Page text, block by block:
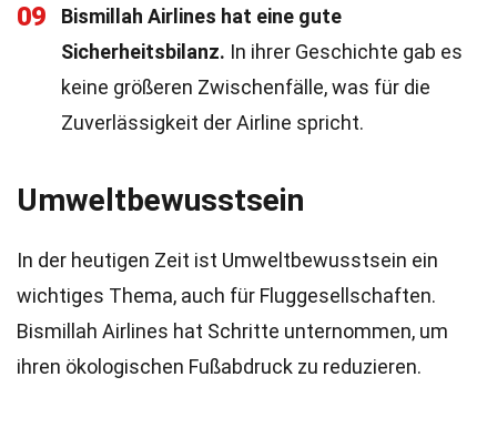
09
Bismillah Airlines hat eine gute
Sicherheitsbilanz. In ihrer Geschichte gab es
keine größeren Zwischenfälle, was für die
Zuverlässigkeit der Airline spricht.
Umweltbewusstsein
In der heutigen Zeit ist Umweltbewusstsein ein
wichtiges Thema, auch für Fluggesellschaften.
Bismillah Airlines hat Schritte unternommen, um
ihren ökologischen Fußabdruck zu reduzieren.